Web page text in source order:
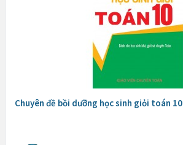
Chuyên đề bồi dưỡng học sinh giỏi toán 10